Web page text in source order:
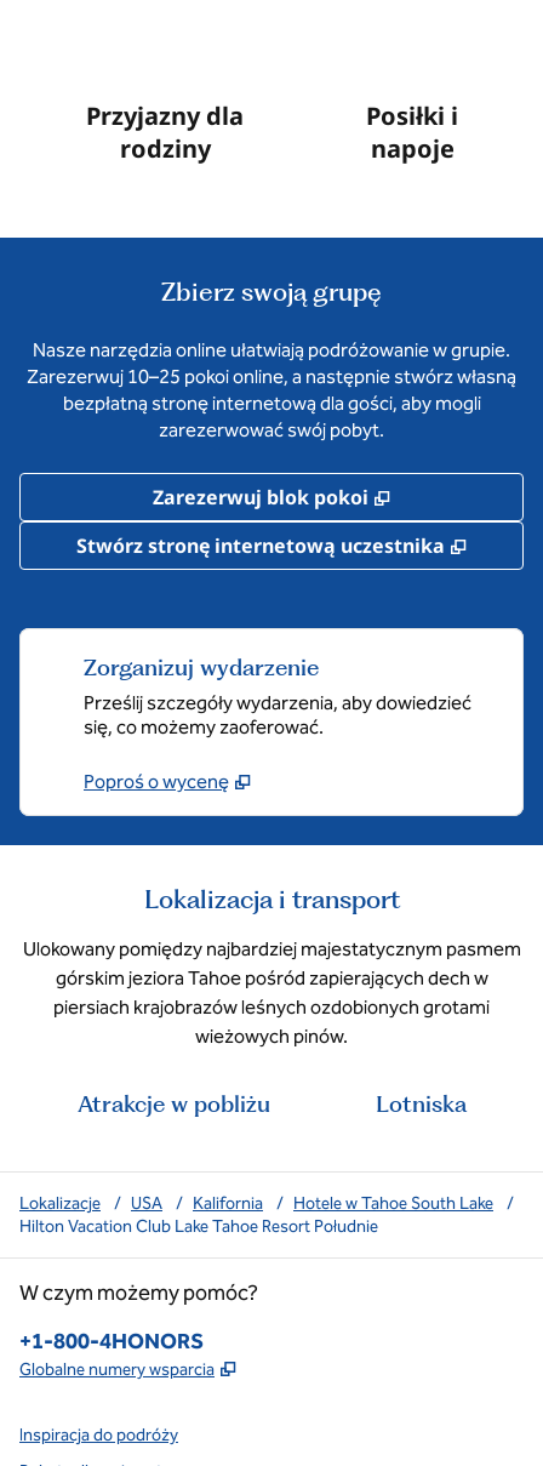
Przyjazny dla
rodziny
Posiłki i
napoje
Zbierz swoją grupę
Nasze narzędzia online ułatwiają podróżowanie w grupie.
Zarezerwuj 10–25 pokoi online, a następnie stwórz własną
bezpłatną stronę internetową dla gości, aby mogli
zarezerwować swój pobyt.
Zarezerwuj blok pokoi ,
Stwórz stronę internetową uczestnika
,
Zorganizuj wydarzenie
Prześlij szczegóły wydarzenia, aby dowiedzieć
się, co możemy zaoferować.
Poproś o wycenę
Lokalizacja i transport
Ulokowany pomiędzy najbardziej majestatycznym pasmem
górskim jeziora Tahoe pośród zapierających dech w
piersiach krajobrazów leśnych ozdobionych grotami
wieżowych pinów.
Atrakcje w pobliżu Lotniska
Lokalizacje / USA / Kalifornia / Hotele w Tahoe South Lake
/
Hilton Vacation Club Lake Tahoe Resort Południe
W czym możemy pomóc?
Telefon:
+1-800-4HONORS
Globalne numery wsparcia ,
Inspiracja do podróży